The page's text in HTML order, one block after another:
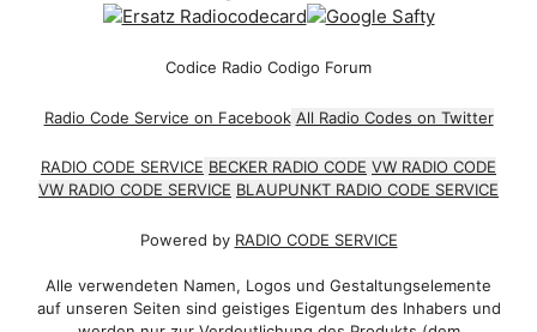
Codice Radio Codigo Forum
Radio Code Service on Facebook All Radio Codes on Twitter
RADIO CODE SERVICE BECKER RADIO CODE VW RADIO CODE
VW RADIO CODE SERVICE BLAUPUNKT RADIO CODE SERVICE
Powered by RADIO CODE SERVICE
Alle verwendeten Namen, Logos und Gestaltungselemente
auf unseren Seiten sind geistiges Eigentum des Inhabers und